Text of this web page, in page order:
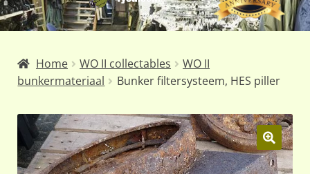
Nieuws
Klantfotos
naar
navigatie
de
inhoud
Home WO II collectables
WO II
bunkermateriaal
Bunker filtersysteem, HES piller
🔍